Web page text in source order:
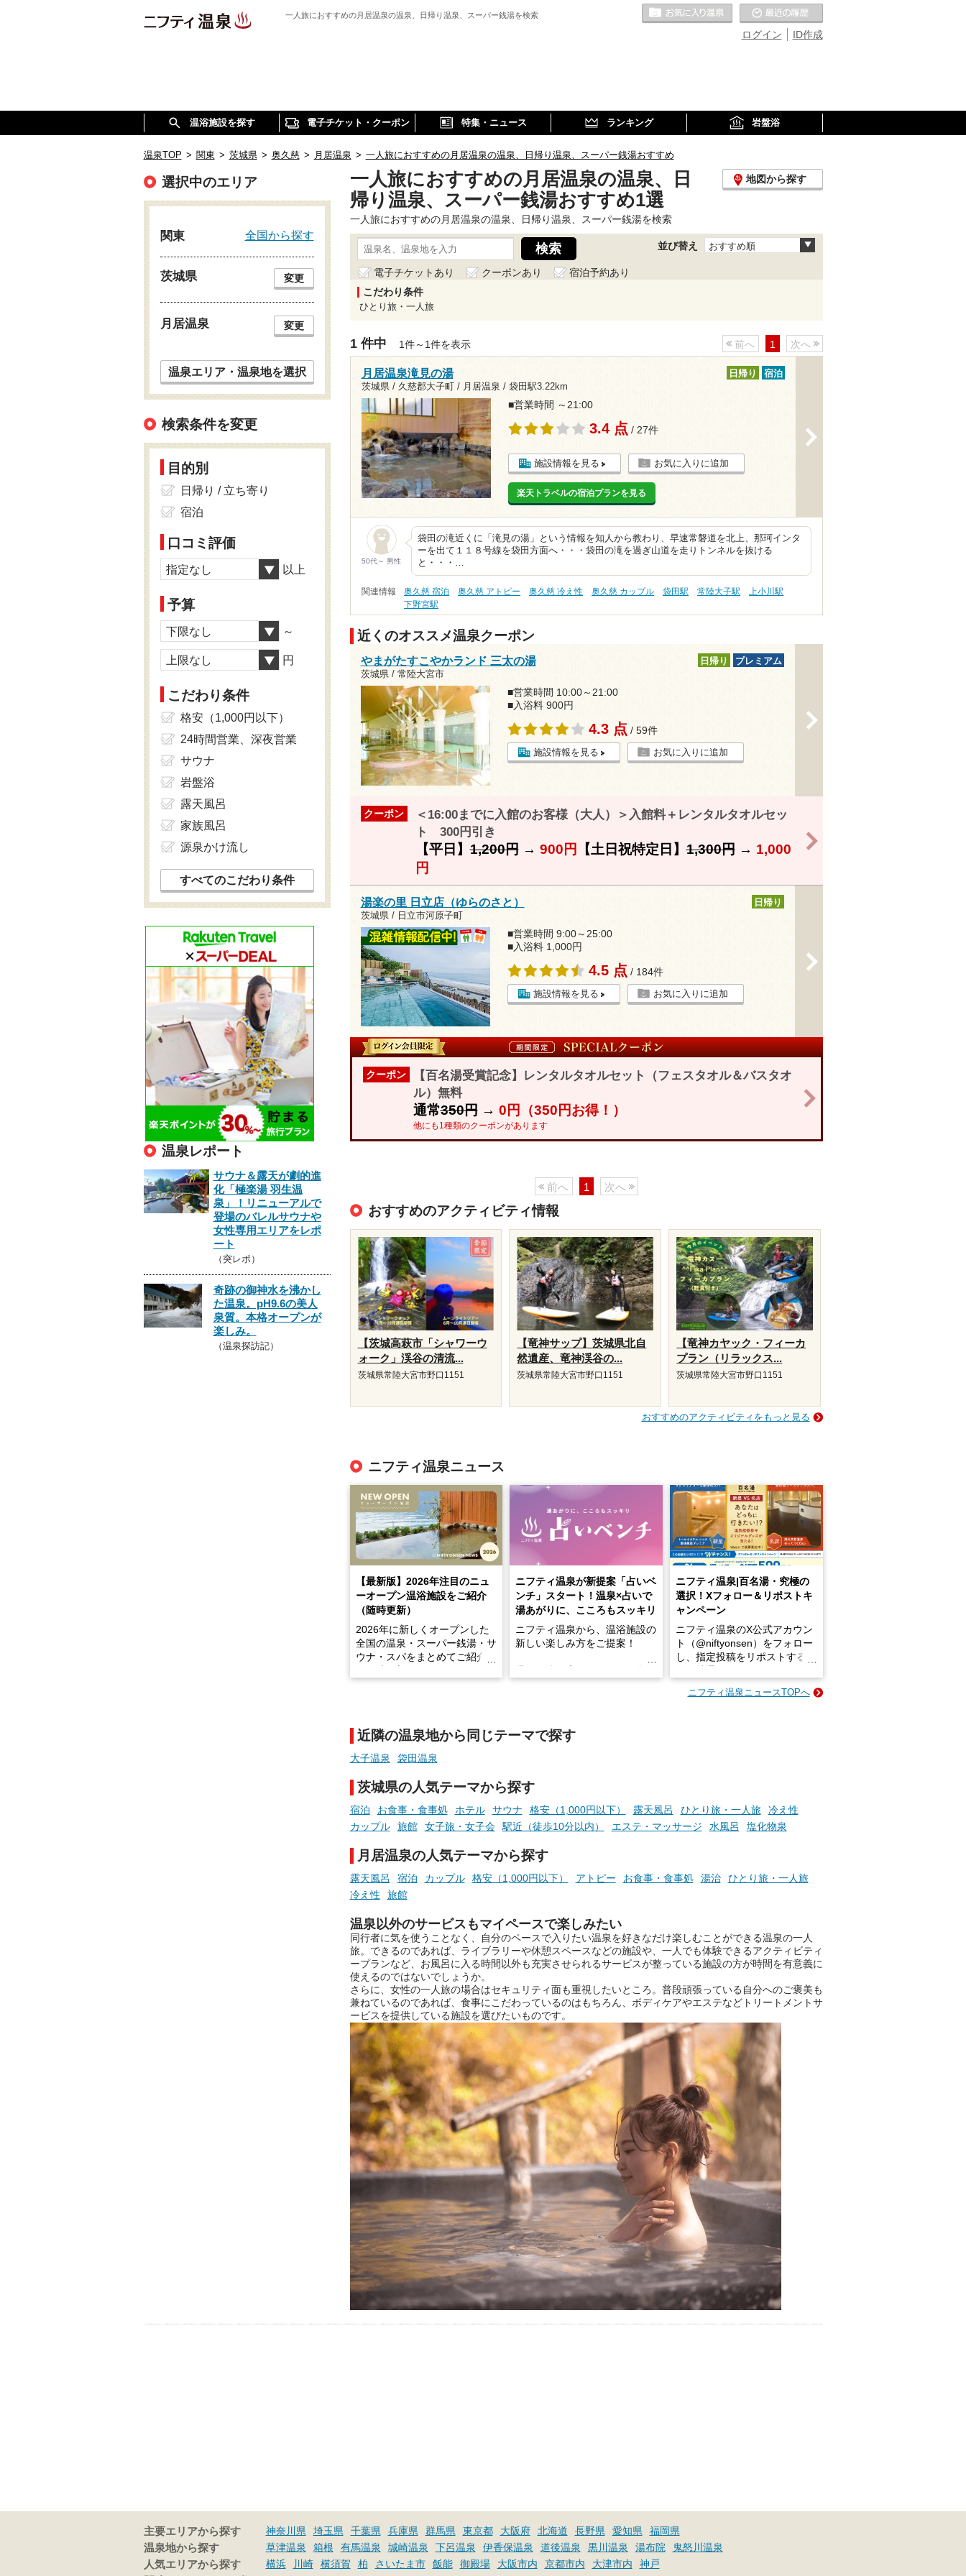
一人旅におすすめの月居温泉の温泉、日帰り温泉、スーパー銭湯を検索
ID作成
ログイン
お気に入りの温泉
温浴施設を探す 電子チケット・クーポン 特集・ニュース ランキング 岩盤浴
温泉TOP > 関東 > 茨城県 > 奥久慈 > 月居温泉 > 一人旅におすすめの月居温泉の温泉、日帰り温泉、スーパー銭湯おすすめ
一人旅におすすめの月居温泉の温泉、日
帰り温泉、スーパー銭湯おすすめ1選
地図から探す
一人旅におすすめの月居温泉の温泉、日帰り温泉、スーパー銭湯を検索
並び替え おすすめ順
電子チケットあり クーポンあり
宿泊予約あり
こだわり条件
ひとり旅・一人旅
1 件中 1件～1件を表示 前へ 1 次へ
月居温泉滝見の湯
茨城県 / 久慈郡大子町 / 月居温泉 / 袋田駅3.22km
日帰り 宿泊
■営業時間 ～21:00
3.4 点 / 27件
施設情報を見る お気に入りに追加
楽天トラベルの宿泊プランを見る
50代～ 男性
袋田の滝近くに「滝見の湯」という情報を知人から教わり、早速常磐道を北上、那珂インタ
ーを出て１１８号線を袋田方面へ・・・袋田の滝を過ぎ山道を走りトンネルを抜ける
と・・・…
関連情報 奥久慈 宿泊 奥久慈 アトピー 奥久慈 冷え性 奥久慈 カップル 袋田駅 常陸大子駅
上小川駅
下野宮駅
近くのオススメ温泉クーポン
やまがたすこやかランド 三太の湯
茨城県 / 常陸大宮市
日帰り プレミアム
■営業時間 10:00～21:00
■入浴料 900円
4.3 点 / 59件
施設情報を見る お気に入りに追加
クーポン
＜16:00までに入館のお客様（大人）＞入館料＋レンタルタオルセッ
ト 300円引き
【平日】1,200円→ 900円 【土日祝特定日】1,300円→ 1,000
円
湯楽の里 日立店（ゆらのさと）
茨城県 / 日立市河原子町
日帰り
■営業時間 9:00～25:00
■入浴料 1,000円
4.5 点 / 184件
施設情報を見る お気に入りに追加
クーポン
【百名湯受賞記念】レンタルタオルセット（フェスタオル＆バスタオ
ル）無料
通常350円→ 0円（350円お得！）
他にも1種類のクーポンがあります
前へ 1 次へ
おすすめのアクティビティ情報
【茨城高萩市「シャワーウ
ォーク」渓谷の清流...
茨城県常陸大宮市野口1151
【竜神サップ】茨城県北自
然遺産、竜神渓谷の...
茨城県常陸大宮市野口1151
【竜神カヤック・フィーカ
プラン（リラックス...
茨城県常陸大宮市野口1151
おすすめのアクティビティをもっと見る
ニフティ温泉ニュース
【最新版】2026年注目のニュ
ーオープン温浴施設をご紹介
（随時更新）
2026年に新しくオープンした
全国の温泉・スーパー銭湯・サ
ウナ・スパをまとめてご紹介！
います。
現地取材記事もあわせて紹介し
ていますので、気になる施設は
ぜひチェックして次のおでかけ
先の参考にしてみてください
ね。
ニフティ温泉が新提案「占いベ
ンチ」スタート！温泉×占いで
湯あがりに、こころもスッキリ
ニフティ温泉から、温浴施設の
新しい楽しみ方をご提案！
手相やタロットなど気軽に楽し
ニフティ温泉|百名湯・究極の
選択！Xフォロー＆リポストキ
ャンペーン
ニフティ温泉のX公式アカウン
ト（@niftyonsen）をフォロー
し、指定投稿をリポストする
GIFT500円分をプレゼントい
ニフティ温泉ニュースTOPへ
近隣の温泉地から同じテーマで探す
大子温泉 袋田温泉
茨城県の人気テーマから探す
宿泊 お食事・食事処 ホテル サウナ 格安（1,000円以下） 露天風呂 ひとり旅・一人旅
冷え性
カップル
旅館 女子旅・女子会 駅近（徒歩10分以内） エステ・マッサージ 水風呂 塩化物泉
月居温泉の人気テーマから探す
露天風呂 宿泊 カップル 格安（1,000円以下） アトピー お食事・食事処 湯治
ひとり旅・一人旅
冷え性
旅館
温泉以外のサービスもマイペースで楽しみたい
同行者に気を使うことなく、自分のペースで入りたい温泉を好きなだけ楽しむことができる温泉の一人
旅。できるのであれば、ライブラリーや休憩スペースなどの施設や、一人でも体験できるアクティビティ
ープランなど、お風呂に入る時間以外も充実させられるサービスが整っている施設の方が時間を有意義に
使えるのではないでしょうか。
さらに、女性の一人旅の場合はセキュリティ面も重視したいところ。普段頑張っている自分へのご褒美も
兼ねているのであれば、食事にこだわっているのはもちろん、ボディケアやエステなどトリートメントサ
ービスを提供している施設を選びたいものです。
選択中のエリア
関東 全国から探す
茨城県 変更
月居温泉 変更
温泉エリア・温泉地を選択
検索条件を変更
目的別
日帰り / 立ち寄り
宿泊
口コミ評価
指定なし 以上
予算
下限なし ～
上限なし 円
こだわり条件
格安（1,000円以下）
24時間営業、深夜営業
サウナ
岩盤浴
露天風呂
家族風呂
源泉かけ流し
すべてのこだわり条件
温泉レポート
サウナ＆露天が劇的進
化「極楽湯 羽生温
泉」！リニューアルで
登場のバレルサウナや
女性専用エリアをレポ
ート
（突レポ）
奇跡の御神水を沸かし
た温泉。pH9.6の美人
泉質。本格オープンが
楽しみ。
（温泉探訪記）
主要エリアから探す 神奈川県 埼玉県 千葉県 兵庫県 群馬県 東京都 大阪府 北海道 長野県 愛知県
福岡県
温泉地から探す
草津温泉 箱根 有馬温泉 城崎温泉 下呂温泉 伊香保温泉 道後温泉 黒川温泉 湯布院
鬼怒川温泉
人気エリアから探す
横浜 川崎 横須賀 柏 さいたま市 飯能 御殿場 大阪市内 京都市内 大津市内
神戸